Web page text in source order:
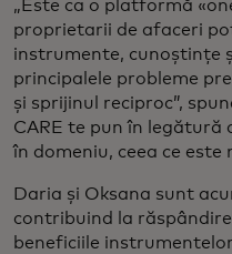
„Este ca o platformă
proprietarii de afaceri
instrumente, cunoștințe
principalele probleme
și sprijinul reciproc”,
CARE te pun în legătură
în domeniu, ceea ce este
Daria și Oksana sunt
contribuind la
beneficiile